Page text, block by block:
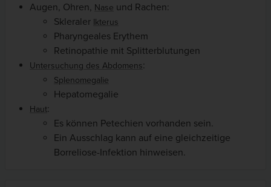
Augen, Ohren, Nase und Rachen:
Skleraler Ikterus
Pharyngeales Erythem
Retinopathie mit Splitterblutungen
Untersuchung des Abdomens:
Splenomegalie
Hepatomegalie
Haut:
Es können Petechien vorhanden sein.
Ein Ausschlag kann auf eine gleichzeitige
Borreliose-Infektion hinweisen.